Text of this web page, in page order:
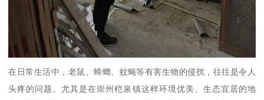
在日常生活中，老鼠、蟑螂、蚊蝇等有害生物的侵扰，往往是令人
头疼的问题。尤其是在崇州桤泉镇这样环境优美、生态宜居的地